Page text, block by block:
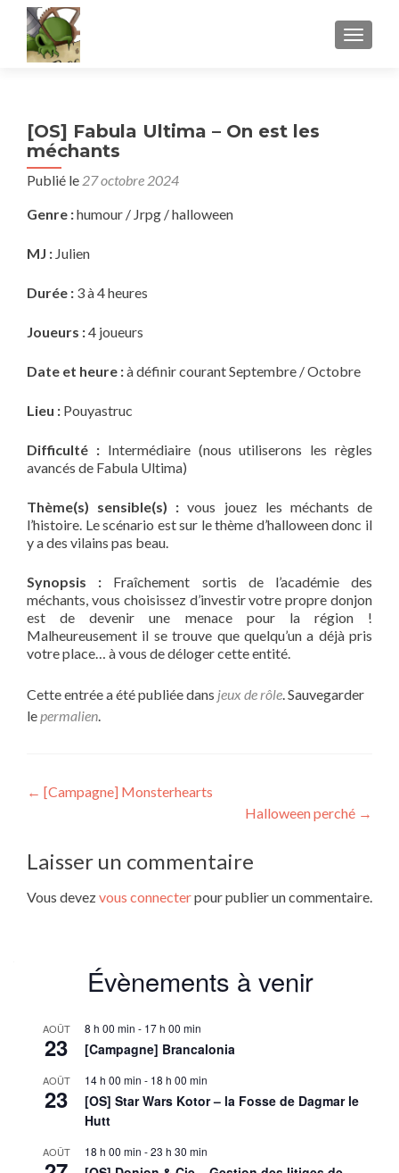
[OS] Fabula Ultima – On est les
méchants
Publié le 27 octobre 2024
Genre :humour / Jrpg / halloween
MJ : Julien
Durée : 3 à 4 heures
Joueurs :4 joueurs
Date et heure :à définir courant Septembre / Octobre
Lieu : Pouyastruc
Difficulté : Intermédiaire (nous utiliserons les règles
avancés de Fabula Ultima)
Thème(s) sensible(s) :vous jouez les méchants de
l’histoire. Le scénario est sur le thème d’halloween donc il
y a des vilains pas beau.
Synopsis : Fraîchement sortis de l’académie des
méchants, vous choisissez d’investir votre propre donjon
est de devenir une menace pour la région !
Malheureusement il se trouve que quelqu’un a déjà pris
votre place… à vous de déloger cette entité.
Cette entrée a été publiée dans jeux de rôle. Sauvegarder
lepermalien.
Navigation
l’article
← [Campagne] Monsterhearts
Halloween perché →
Laisser un commentaire
Vous devezvous connecterpour publier un commentaire.
Évènements à venir
AOÛT
23
8 h 00 min - 17 h 00 min
[Campagne] Brancalonia
AOÛT
23
14 h 00 min - 18 h 00 min
[OS] Star Wars Kotor – la Fosse de Dagmar le
Hutt
AOÛT 18 h 00 min -23 h 30 min